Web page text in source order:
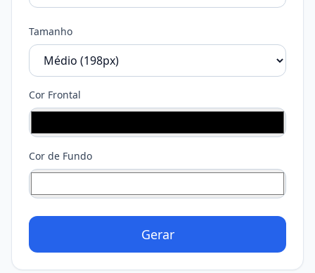
Tamanho
Cor Frontal
Cor de Fundo
Gerar